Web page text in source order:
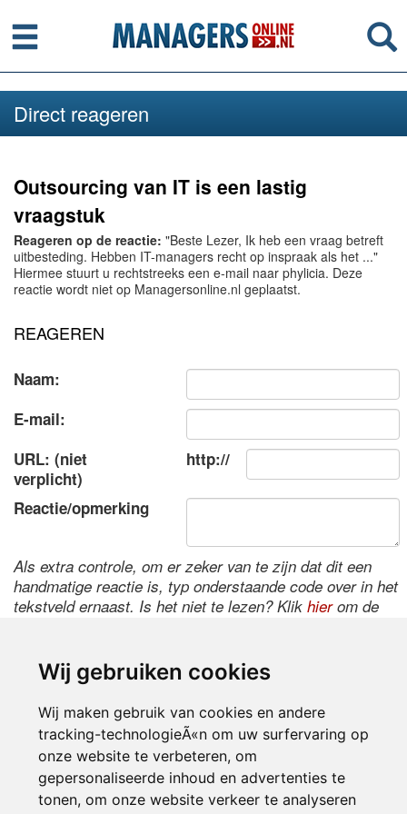
Wij gebruiken cookies
Wij maken gebruik van cookies en andere
tracking-technologieÃ«n om uw surfervaring op
onze website te verbeteren, om
gepersonaliseerde inhoud en advertenties te
tonen, om onze website verkeer te analyseren
Menu
Direct reageren
Outsourcing van IT is een lastig
vraagstuk
Reageren op de reactie: "Beste Lezer, Ik heb een vraag betreft
uitbesteding. Hebben IT-managers recht op inspraak als het ..."
Hiermee stuurt u rechtstreeks een e-mail naar phylicia. Deze
reactie wordt niet op Managersonline.nl geplaatst.
REAGEREN
Naam:
E-mail:
URL: (niet
verplicht)
http://
Reactie/opmerking
Als extra controle, om er zeker van te zijn dat dit een
handmatige reactie is, typ onderstaande code over in het
tekstveld ernaast. Is het niet te lezen? Klik hierom de